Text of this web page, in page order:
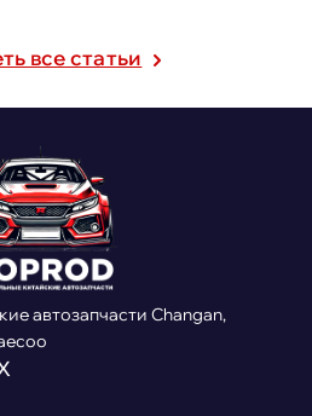
все статьи
автозапчасти Changan,